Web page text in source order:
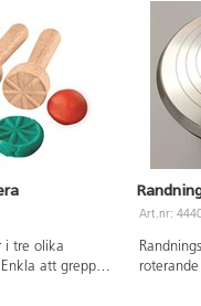
i tre olika
att greppa
Art.nr: